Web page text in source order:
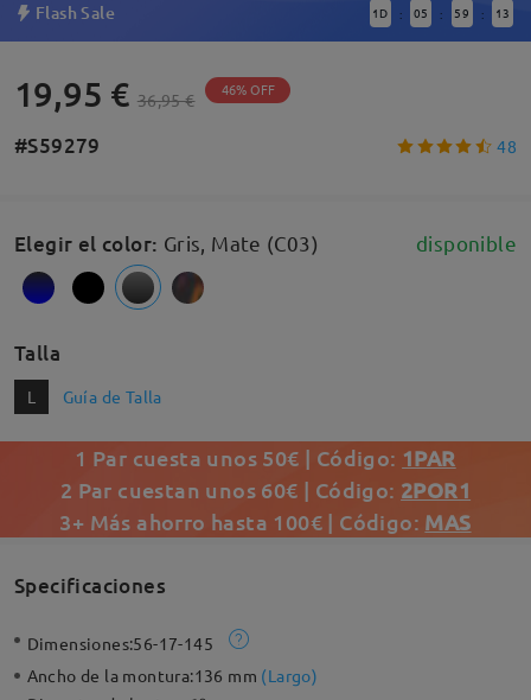
Flash Sale 1 D : 05 : 59 : 13
19,95 € 36,95 € 46% OFF
#S59279 48
Elegir el color: Gris, Mate (C03) disponible
Talla
L Guía de Talla
1 Par cuesta unos 50€ | Código: 1PAR
2 Par cuestan unos 60€ | Código: 2POR1
3+ Más ahorro hasta 100€ | Código: MAS
Specificaciones
Dimensiones:56-17-145
Ancho de la montura:136 mm (Largo)